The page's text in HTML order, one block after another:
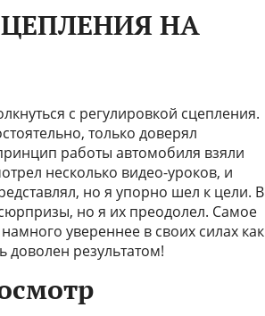
НА
с регулировкой сцепления.
только доверял
работы автомобиля взяли
несколько видео-уроков, и
но я упорно шел к цели. В
но я их преодолел. Самое
увереннее в своих силах как
доволен результатом!